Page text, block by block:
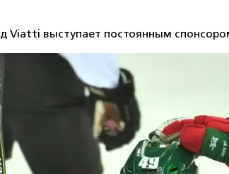
Viatti выступает постоянным